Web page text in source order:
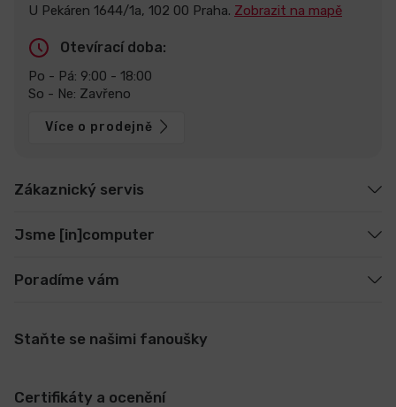
U Pekáren 1644/1a, 102 00 Praha. Zobrazit na mapě
Otevírací doba:
Po - Pá: 9:00 - 18:00
So - Ne: Zavřeno
Více o prodejně
Zákaznický servis
Jsme [in]computer
Poradíme vám
Staňte se našimi fanoušky
Certifikáty a ocenění